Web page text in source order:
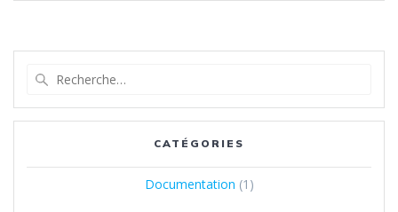
:
CATÉGORIES
Documentation (1)